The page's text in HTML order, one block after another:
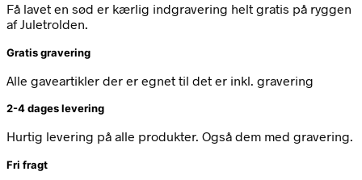
Få lavet en sød er kærlig indgravering helt gratis på ryggen
af Juletrolden.
Gratis gravering
Alle gaveartikler der er egnet til det er inkl. gravering
2-4 dages levering
Hurtig levering på alle produkter. Også dem med gravering.
Fri fragt